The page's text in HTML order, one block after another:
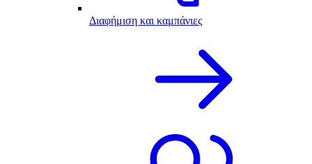
Διαφήμιση και καμπάνιες